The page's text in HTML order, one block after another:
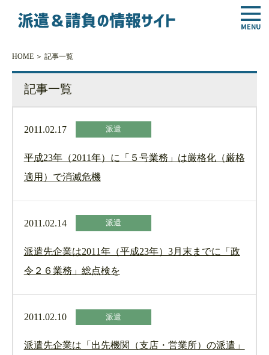
HOME＞ 記事一覧
記事一覧
2011.02.17 派遣
平成23年（2011年）に「５号業務」は厳格化（厳格
適用）で消滅危機
2011.02.14 派遣
派遣先企業は2011年（平成23年）3月末までに「政
令２６業務」総点検を
2011.02.10 派遣
派遣先企業は「出先機関（支店・営業所）の派遣」